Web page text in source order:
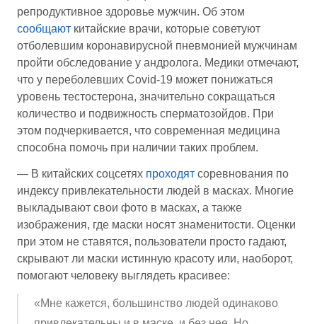
репродуктивное здоровье мужчин. Об этом
сообщают китайские врачи, которые советуют
отболевшим коронавирусной пневмонией мужчинам
пройти обследование у андролога. Медики отмечают,
что у переболевших Covid-19 может понижаться
уровень тестостерона, значительно сокращаться
количество и подвижность сперматозойдов. При
этом подчеркивается, что современная медицина
способна помочь при наличии таких проблем.
— В китайских соцсетях проходят соревнования по
индексу привлекательности людей в масках. Многие
выкладывают свои фото в масках, а также
изображения, где маски носят знаменитости. Оценки
при этом не ставятся, пользователи просто гадают,
скрывают ли маски истинную красоту или, наоборот,
помогают человеку выглядеть красивее:
«Мне кажется, большинство людей одинаково